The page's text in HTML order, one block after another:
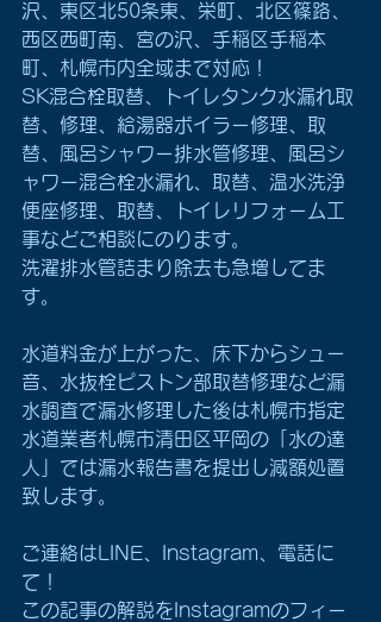
沢、東区北50条東、栄町、北区篠路、
西区西町南、宮の沢、手稲区手稲本
町、札幌市内全域まで対応！
SK混合栓取替、トイレタンク水漏れ取
替、修理、給湯器ボイラー修理、取
替、風呂シャワー排水管修理、風呂シ
ャワー混合栓水漏れ、取替、温水洗浄
便座修理、取替、トイレリフォーム工
事などご相談にのります。
洗濯排水管詰まり除去も急増してま
す。
水道料金が上がった、床下からシュー
音、水抜栓ピストン部取替修理など漏
水調査で漏水修理した後は札幌市指定
水道業者札幌市清田区平岡の「水の達
人」では漏水報告書を提出し減額処置
致します。
ご連絡はLINE、Instagram、電話に
て！
この記事の解説をInstagramのフィー